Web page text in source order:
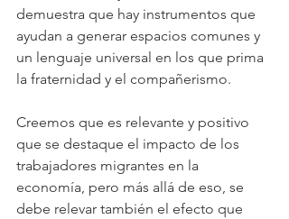
demuestra que hay instrumentos que
ayudan a generar espacios comunes y
un lenguaje universal en los que prima
la fraternidad y el compañerismo.
Creemos que es relevante y positivo
que se destaque el impacto de los
trabajadores migrantes en la
economía, pero más allá de eso, se
debe relevar también el efecto que